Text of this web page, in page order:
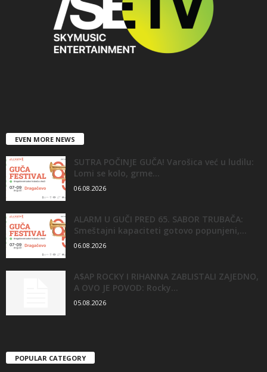
EVEN MORE NEWS
SUTRA POČINJE GUČA! Varošica već u ludilu:
Lomi se kolo, grme...
06.08.2026
ALARM U GUČI PRED 65. SABOR TRUBAČA:
Smeštajni kapaciteti gotovo popunjeni,...
06.08.2026
A$AP ROCKY I RIHANNA ZABLISTALI ZAJEDNO,
A OVO JE POVOD: Rocky...
05.08.2026
POPULAR CATEGORY